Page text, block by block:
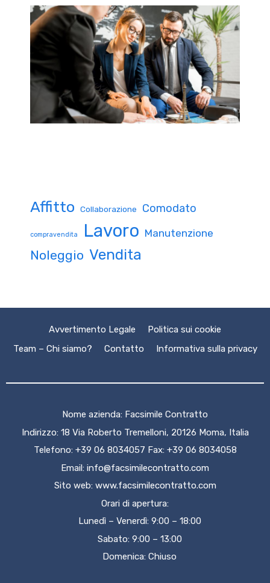
Affitto Collaborazione Comodato
compravendita Lavoro Manutenzione
Noleggio Vendita
Avvertimento Legale
Politica sui cookie
Team – Chi siamo?
Contatto Informativa sulla privacy
Nome azienda: Facsimile Contratto
Indirizzo: 18 Via Roberto Tremelloni, 20126 Moma, Italia
Telefono: +39 06 8034057 Fax: +39 06 8034058
Email: info@facsimilecontratto.com
Sito web: www.facsimilecontratto.com
Orari di apertura:
Lunedì – Venerdì: 9:00 – 18:00
Sabato: 9:00 – 13:00
Domenica: Chiuso